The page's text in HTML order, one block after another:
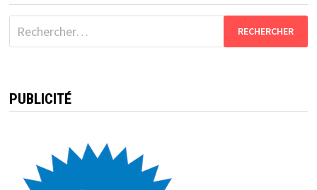
Rechercher :
PUBLICITÉ